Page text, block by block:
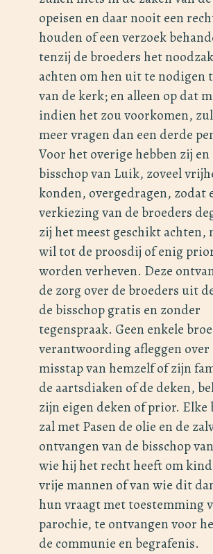
opeisen en daar nooit een
houden of een verzoek
tenzij de broeders het
achten om hen uit te nodigen
van de kerk; en alleen op dat
indien het zou voorkomen,
meer vragen dan een derde
Voor het overige hebben zij
bisschop van Luik, zoveel
konden, overgedragen, zodat
verkiezing van de broeders
zij het meest geschikt achten,
wil tot de proosdij of enig
worden verheven. Deze
de zorg over de broeders uit
de bisschop gratis en zonder
tegenspraak. Geen enkele
verantwoording afleggen over
misstap van hemzelf of zijn
de aartsdiaken of de deken,
zijn eigen deken of prior. Elke
zal met Pasen de olie en de
ontvangen van de bisschop
wie hij het recht heeft om
vrije mannen of van wie dit
hun vraagt met toestemming
parochie, te ontvangen voor
de communie en begrafenis.